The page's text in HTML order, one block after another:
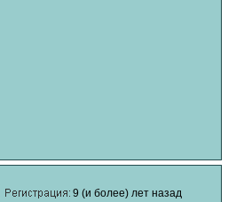
9 (и более) лет назад